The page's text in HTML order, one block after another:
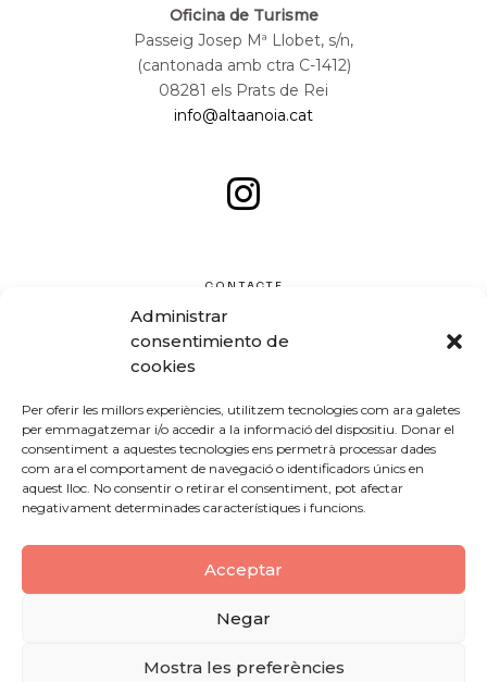
Administrar
consentimiento de
cookies
Per oferir les millors experiències, utilitzem tecnologies com ara galetes
per emmagatzemar i/o accedir a la informació del dispositiu. Donar el
consentiment a aquestes tecnologies ens permetrà processar dades
com ara el comportament de navegació o identificadors únics en
aquest lloc. No consentir o retirar el consentiment, pot afectar
negativament determinades característiques i funcions.
Acceptar
Negar
Mostra les preferències
Oficina de Turisme
Passeig Josep Mª Llobet, s/n,
(cantonada amb ctra C-1412)
08281 els Prats de Rei
info@altaanoia.cat
CONTACTE